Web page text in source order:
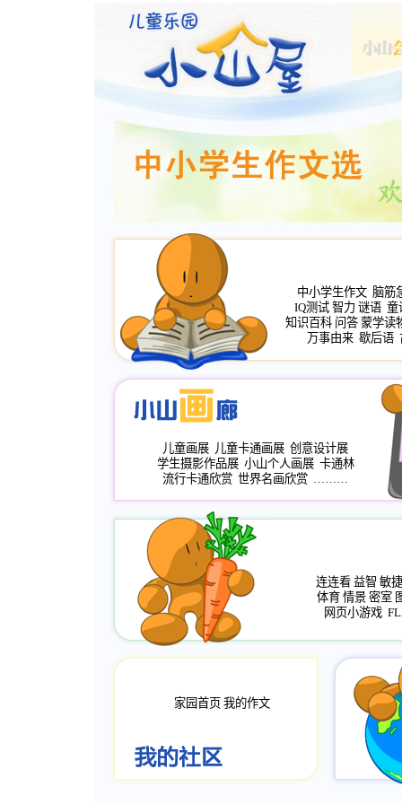
中小学生作文 脑筋
IQ测试 智力 谜语 童
知识百科 问答 蒙学读
万事由来 歇后语
儿童画展 儿童卡通画展 创意设计展
学生摄影作品展 小山个人画展 卡通林
流行卡通欣赏 世界名画欣赏 ………
连连看 益智 敏捷
体育 情景 密室
网页小游戏
家园首页 我的作文